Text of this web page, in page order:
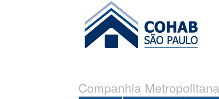
Ir para o conteúdo principal
Companhia